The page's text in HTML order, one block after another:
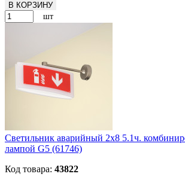
В КОРЗИНУ
шт
Светильник аварийный 2х8 5.1ч.
лампой G5 (61746)
Код товара: 43822